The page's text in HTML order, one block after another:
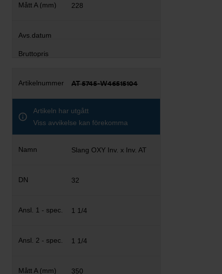
228
AT 5745-W46515104
Artikeln har utgått
Viss avvikelse kan förekomma
Slang OXY Inv. x Inv. AT
32
1 1/4
1 1/4
350